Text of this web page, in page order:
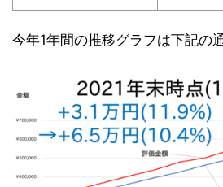
今年1年間の推移グラフは下記の